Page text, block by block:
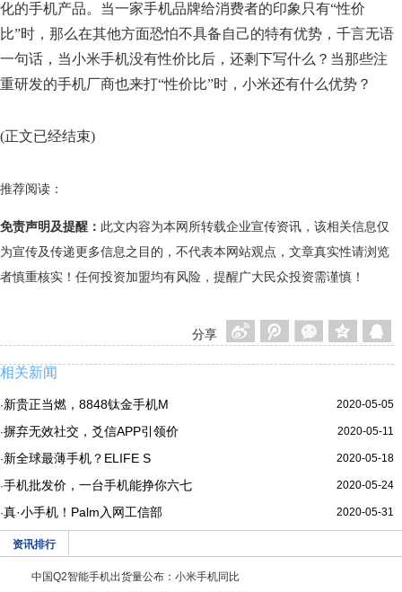
化的手机产品。当一家手机品牌给消费者的印象只有“性价
比”时，那么在其他方面恐怕不具备自己的特有优势，千言无语
一句话，当小米手机没有性价比后，还剩下写什么？当那些注
重研发的手机厂商也来打“性价比”时，小米还有什么优势？
(正文已经结束)
推荐阅读：
免责声明及提醒： 此文内容为本网所转载企业宣传资讯，该相关信息仅
为宣传及传递更多信息之目的，不代表本网站观点，文章真实性请浏览
者慎重核实！任何投资加盟均有风险，提醒广大民众投资需谨慎！
分享
相关新闻
2020-05-05
·新贵正当燃，8848钛金手机M
2020-05-11
·摒弃无效社交，爻信APP引领价
2020-05-18
·新全球最薄手机？ELIFE S
2020-05-24
·手机批发价，一台手机能挣你六七
2020-05-31
·真·小手机！Palm入网工信部
资讯排行
中国Q2智能手机出货量公布：小米手机同比